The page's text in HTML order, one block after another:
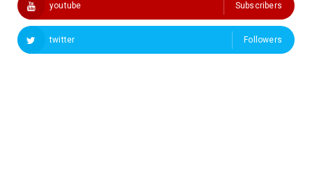
youtube Subscribers
twitter Followers